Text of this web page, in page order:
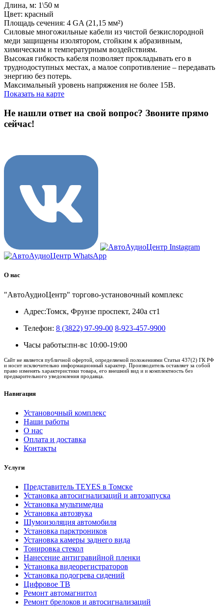
Длина, м: 1\50 м
Цвет: красный
Площадь сечения: 4 GA (21,15 мм²)
Силовые многожильные кабели из чистой безкислородной
меди защищены изолятором, стойким к абразивным,
химическим и температурным воздействиям.
Высокая гибкость кабеля позволяет прокладывать его в
труднодоступных местах, а малое сопротивление – передавать
энергию без потерь.
Максимальный уровень напряжения не более 15В.
Показать на карте
Не нашли ответ на свой вопрос? Звоните прямо
сейчас!
О нас
"АвтоАудиоЦентр" торгово-установочный комплекс
Адрес:Томск, Фрунзе проспект, 240а ст1
Телефон: 8 (3822) 97-99-00 8-923-457-9900
Часы работы:пн-вс 10:00-19:00
Сайт не является публичной офертой, определяемой положениями Статьи 437(2) ГК РФ
и носит исключительно информационный характер. Производитель оставляет за собой
право изменять характеристики товара, его внешний вид и и комплектность без
предварительного уведомления продавца.
Навигация
Установочный комплекс
Наши работы
О нас
Оплата и доставка
Контакты
Услуги
Представитель TEYES в Томске
Установка автосигнализаций и автозапуска
Установка мультимедиа
Установка автозвука
Шумоизоляция автомобиля
Установка парктроников
Установка камеры заднего вида
Тонировка стекол
Нанесение антигравийной пленки
Установка видеорегистраторов
Установка подогрева сидений
Цифровое ТВ
Ремонт автомагнитол
Ремонт брелоков и автосигнализаций